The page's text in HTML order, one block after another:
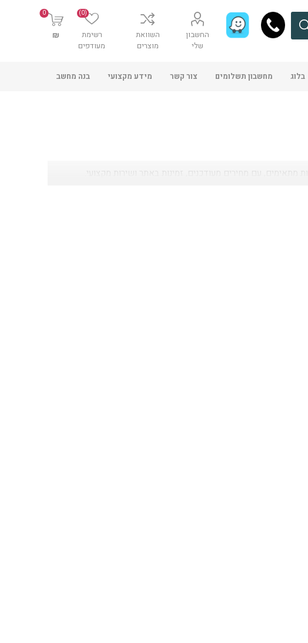
החשבון
שלי
השוואת
מוצרים
רשימת
מעודפים
(0)
0
₪
בלוג מחשבון תשלומים צור קשר מידע מקצועי בנה מחשב
מתאימים, עם מחירים מעודכנים, זמינות באתר ושירות מקצועי.